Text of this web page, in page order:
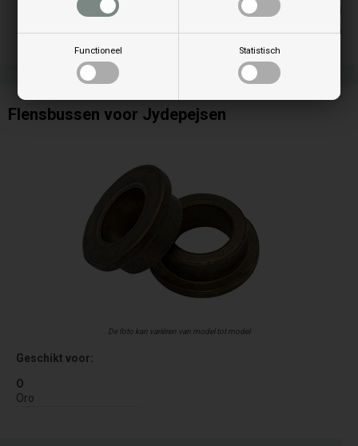
Functioneel Statistisch
Op voorraad
Leveringstijd 3-4 Dagen
Flensbussen voor Jydepejsen
De foto kan variëren van model tot model
Geschikt voor:
O
Oro